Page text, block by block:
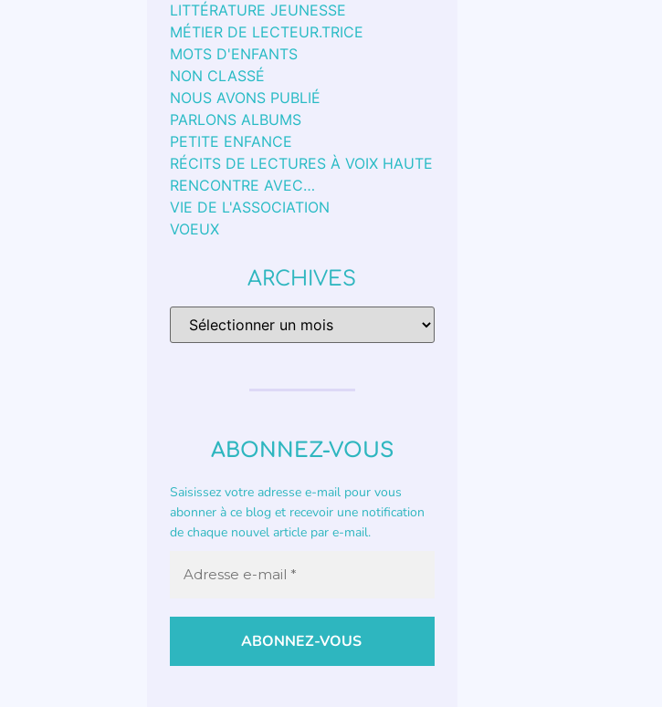
LITTÉRATURE JEUNESSE
MÉTIER DE LECTEUR.TRICE
MOTS D'ENFANTS
NON CLASSÉ
NOUS AVONS PUBLIÉ
PARLONS ALBUMS
PETITE ENFANCE
RÉCITS DE LECTURES À VOIX HAUTE
RENCONTRE AVEC…
VIE DE L'ASSOCIATION
VOEUX
ARCHIVES
ABONNEZ-VOUS
Saisissez votre adresse e-mail pour vous
abonner à ce blog et recevoir une notification
de chaque nouvel article par e-mail.